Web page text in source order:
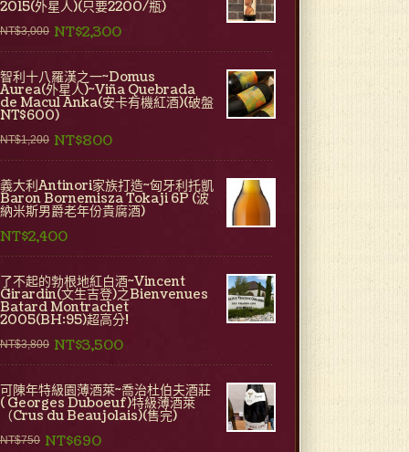
2015(外星人)(只要2200/瓶)
NT$3,000 NT$2,300
智利十八羅漢之一~Domus
Aurea(外星人)~Viña Quebrada
de Macul Anka(安卡有機紅酒)(破盤
NT$600)
NT$1,200 NT$800
義大利Antinori家族打造~匈牙利托凱
Baron Bornemisza Tokaji 6P (波
納米斯男爵老年份貴腐酒)
NT$2,400
了不起的勃根地紅白酒~Vincent
Girardin(文生吉登)之Bienvenues
Batard Montrachet
2005(BH:95)超高分!
NT$3,800 NT$3,500
可陳年特級園薄酒萊~喬治杜伯夫酒莊
( Georges Duboeuf)特級薄酒萊
（Crus du Beaujolais)(售完)
NT$750 NT$690